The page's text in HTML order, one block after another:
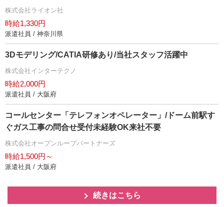
株式会社ライオン社
時給1,330円
派遣社員 / 神奈川県
3Dモデリング/CATIA研修あり/当社スタッフ活躍中
株式会社インターテクノ
時給2,000円
派遣社員 / 大阪府
コールセンター「テレフォンオペレーター」/ドーム前駅す
ぐガス工事の問合せ受付未経験OK来社不要
株式会社オープンループパートナーズ
時給1,500円～
派遣社員 / 大阪府
続きはこちら